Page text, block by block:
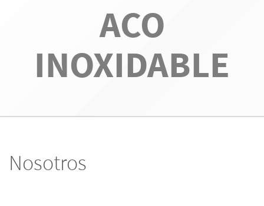
ACO
INOXIDABLE
Nosotros